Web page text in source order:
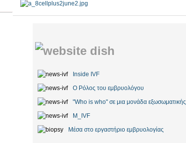
Inside IVF
Ο Ρόλος του εμβρυολόγου
"Who is who" σε μια μονάδα εξωσωματικής
M_IVF
Μέσα στο εργαστήριο εμβρυολογίας